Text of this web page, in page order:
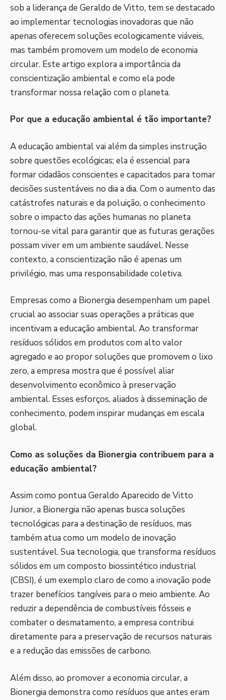
sob a liderança de Geraldo de Vitto, tem se destacado
ao implementar tecnologias inovadoras que não
apenas oferecem soluções ecologicamente viáveis,
mas também promovem um modelo de economia
circular. Este artigo explora a importância da
conscientização ambiental e como ela pode
transformar nossa relação com o planeta.
Por que a educação ambiental é tão importante?
A educação ambiental vai além da simples instrução
sobre questões ecológicas; ela é essencial para
formar cidadãos conscientes e capacitados para tomar
decisões sustentáveis no dia a dia. Com o aumento das
catástrofes naturais e da poluição, o conhecimento
sobre o impacto das ações humanas no planeta
tornou-se vital para garantir que as futuras gerações
possam viver em um ambiente saudável. Nesse
contexto, a conscientização não é apenas um
privilégio, mas uma responsabilidade coletiva.
Empresas como a Bionergia desempenham um papel
crucial ao associar suas operações a práticas que
incentivam a educação ambiental. Ao transformar
resíduos sólidos em produtos com alto valor
agregado e ao propor soluções que promovem o lixo
zero, a empresa mostra que é possível aliar
desenvolvimento econômico à preservação
ambiental. Esses esforços, aliados à disseminação de
conhecimento, podem inspirar mudanças em escala
global.
Como as soluções da Bionergia contribuem para a
educação ambiental?
Assim como pontua Geraldo Aparecido de Vitto
Junior, a Bionergia não apenas busca soluções
tecnológicas para a destinação de resíduos, mas
também atua como um modelo de inovação
sustentável. Sua tecnologia, que transforma resíduos
sólidos em um composto biossintético industrial
(CBSI), é um exemplo claro de como a inovação pode
trazer benefícios tangíveis para o meio ambiente. Ao
reduzir a dependência de combustíveis fósseis e
combater o desmatamento, a empresa contribui
diretamente para a preservação de recursos naturais
e a redução das emissões de carbono.
Além disso, ao promover a economia circular, a
Bionergia demonstra como resíduos que antes eram